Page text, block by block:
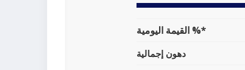
القيمة اليومية %*
دهون إجمالية